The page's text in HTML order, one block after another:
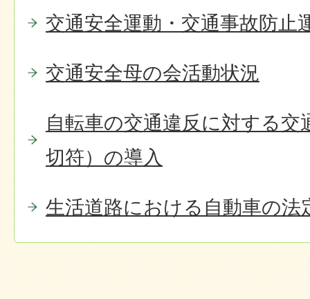
交通安全運動・交通事故防止
交通安全母の会活動状況
自転車の交通違反に対する交
切符）の導入
生活道路における自動車の法